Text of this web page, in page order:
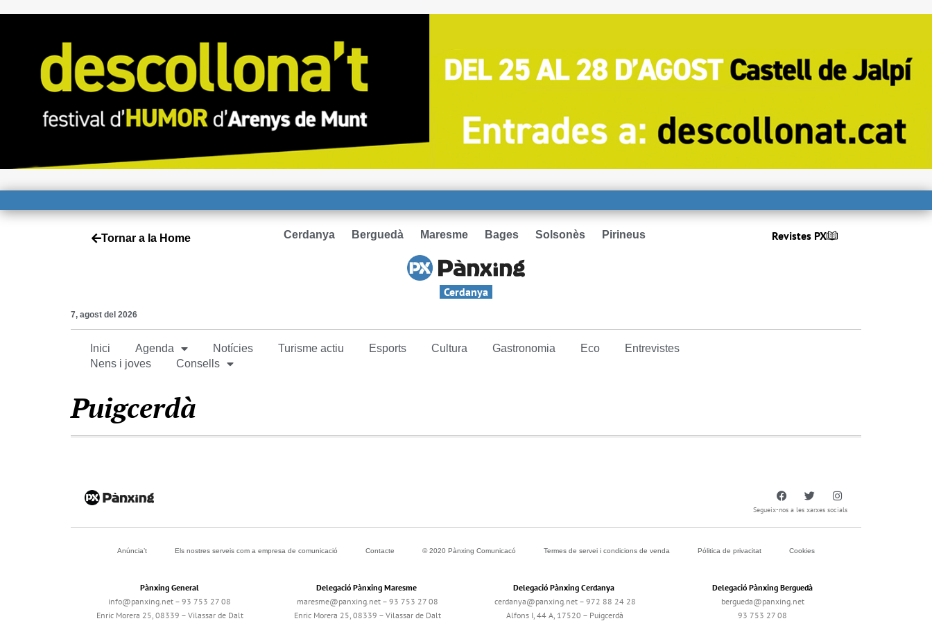
Tornar a la Home Cerdanya Berguedà Maresme Bages Solsonès Pirineus Revistes PX
Cerdanya
7, agost del 2026
Inici Agenda Notícies Turisme actiu Esports Cultura Gastronomia Eco
Entrevistes
Nens i joves
Consells
Puigcerdà
Segueix-nos a les xarxes socials
Anúncia’t Els nostres serveis com a empresa de comunicació Contacte © 2020 Pànxing Comunicacó Termes de servei i condicions de venda Pólitica de privacitat Cookies
Pànxing General
info@panxing.net – 93 753 27 08
Enric Morera 25, 08339 – Vilassar de Dalt
Delegació Pànxing Maresme
maresme@panxing.net – 93 753 27 08
Enric Morera 25, 08339 – Vilassar de Dalt
Delegació Pànxing Cerdanya
cerdanya@panxing.net – 972 88 24 28
Alfons I, 44 A, 17520 – Puigcerdà
Delegació Pànxing Berguedà
bergueda@panxing.net
93 753 27 08